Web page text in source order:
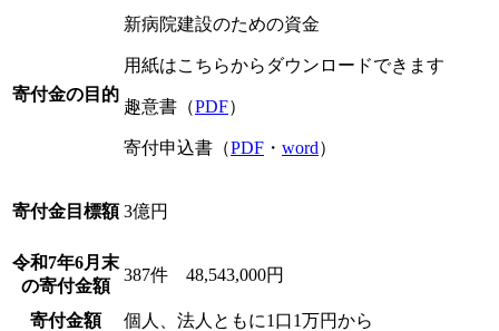
寄付金の目的
新病院建設のための資金
用紙はこちらからダウンロードできます
趣意書（PDF）
寄付申込書（PDF ・ word）
寄付金目標額 3億円
令和7年6月末
の寄付金額
387件 48,543,000円
寄付金額
個人、法人ともに1口1万円から